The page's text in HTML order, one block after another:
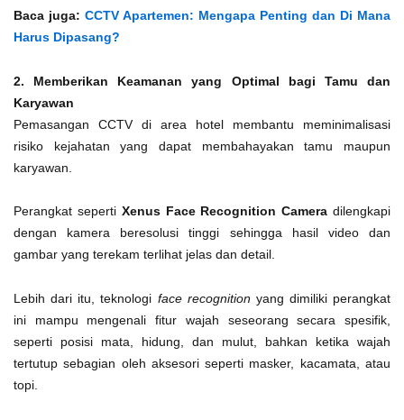
Baca juga: CCTV Apartemen: Mengapa Penting dan Di Mana
Harus Dipasang?
2. Memberikan Keamanan yang Optimal bagi Tamu dan
Karyawan
Pemasangan CCTV di area hotel membantu meminimalisasi
risiko kejahatan yang dapat membahayakan tamu maupun
karyawan.
Perangkat seperti Xenus Face Recognition Cameradilengkapi
dengan kamera beresolusi tinggi sehingga hasil video dan
gambar yang terekam terlihat jelas dan detail.
Lebih dari itu, teknologi face recognition yang dimiliki perangkat
ini mampu mengenali fitur wajah seseorang secara spesifik,
seperti posisi mata, hidung, dan mulut, bahkan ketika wajah
tertutup sebagian oleh aksesori seperti masker, kacamata, atau
topi.